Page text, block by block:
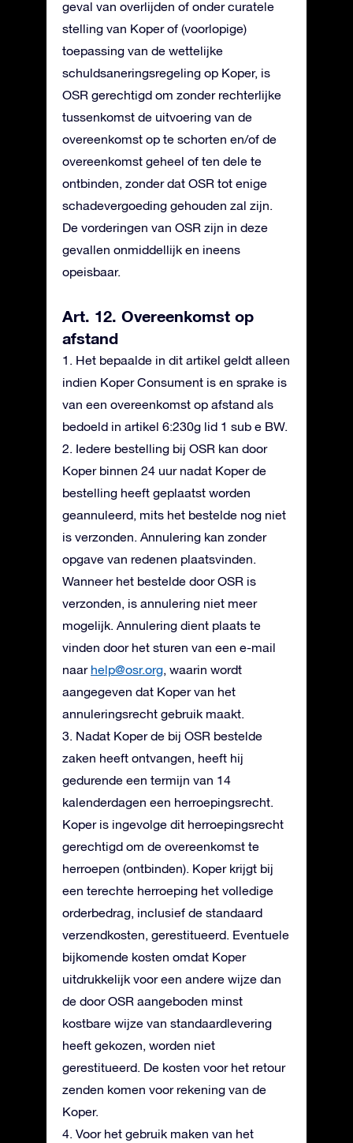
geval van overlijden of onder curatele
stelling van Koper of (voorlopige)
toepassing van de wettelijke
schuldsaneringsregeling op Koper, is
OSR gerechtigd om zonder rechterlijke
tussenkomst de uitvoering van de
overeenkomst op te schorten en/of de
overeenkomst geheel of ten dele te
ontbinden, zonder dat OSR tot enige
schadevergoeding gehouden zal zijn.
De vorderingen van OSR zijn in deze
gevallen onmiddellijk en ineens
opeisbaar.
Art. 12. Overeenkomst op
afstand
1. Het bepaalde in dit artikel geldt alleen
indien Koper Consument is en sprake is
van een overeenkomst op afstand als
bedoeld in artikel 6:230g lid 1 sub e BW.
2. Iedere bestelling bij OSR kan door
Koper binnen 24 uur nadat Koper de
bestelling heeft geplaatst worden
geannuleerd, mits het bestelde nog niet
is verzonden. Annulering kan zonder
opgave van redenen plaatsvinden.
Wanneer het bestelde door OSR is
verzonden, is annulering niet meer
mogelijk. Annulering dient plaats te
vinden door het sturen van een e-mail
naar help@osr.org, waarin wordt
aangegeven dat Koper van het
annuleringsrecht gebruik maakt.
3. Nadat Koper de bij OSR bestelde
zaken heeft ontvangen, heeft hij
gedurende een termijn van 14
kalenderdagen een herroepingsrecht.
Koper is ingevolge dit herroepingsrecht
gerechtigd om de overeenkomst te
herroepen (ontbinden). Koper krijgt bij
een terechte herroeping het volledige
orderbedrag, inclusief de standaard
verzendkosten, gerestitueerd. Eventuele
bijkomende kosten omdat Koper
uitdrukkelijk voor een andere wijze dan
de door OSR aangeboden minst
kostbare wijze van standaardlevering
heeft gekozen, worden niet
gerestitueerd. De kosten voor het retour
zenden komen voor rekening van de
Koper.
4. Voor het gebruik maken van het